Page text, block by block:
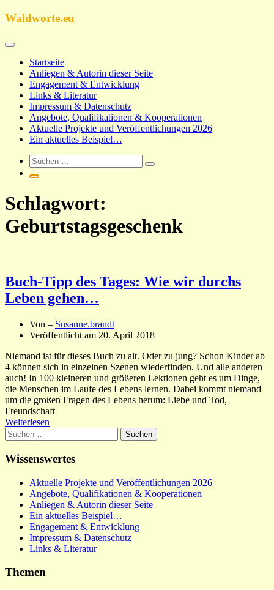
Zum
Waldworte.eu
Startseite
Anliegen & Autorin dieser Seite
Engagement & Entwicklung
Links & Literatur
Impressum & Datenschutz
Angebote, Qualifikationen & Kooperationen
Aktuelle Projekte und Veröffentlichungen 2026
Ein aktuelles Beispiel…
Schlagwort:
Geburtstagsgeschenk
Buch-Tipp des Tages: Wie wir durchs
Leben gehen…
Von – Susanne.brandt
Veröffentlicht am 20. April 2018
Niemand ist für dieses Buch zu alt. Oder zu jung? Schon Kinder ab
4 können sich in einzelnen Szenen wiederfinden. Und alle anderen
auch! In 100 kleineren und größeren Lektionen geht es um Dinge,
die Menschen im Laufe des Lebens lernen. Dabei kommt niemand
um die großen Fragen des Lebens herum: Liebe und Tod,
Freundschaft
Weiterlesen
Suchen
nach:
Wissenswertes
Aktuelle Projekte und Veröffentlichungen 2026
Angebote, Qualifikationen & Kooperationen
Anliegen & Autorin dieser Seite
Ein aktuelles Beispiel…
Engagement & Entwicklung
Impressum & Datenschutz
Links & Literatur
Themen